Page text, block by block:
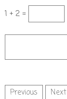
1 + 2 =
Previous Next